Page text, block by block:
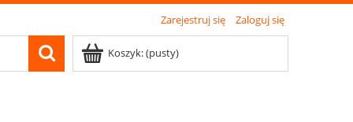
Zarejestruj się Zaloguj się
Koszyk:(pusty)